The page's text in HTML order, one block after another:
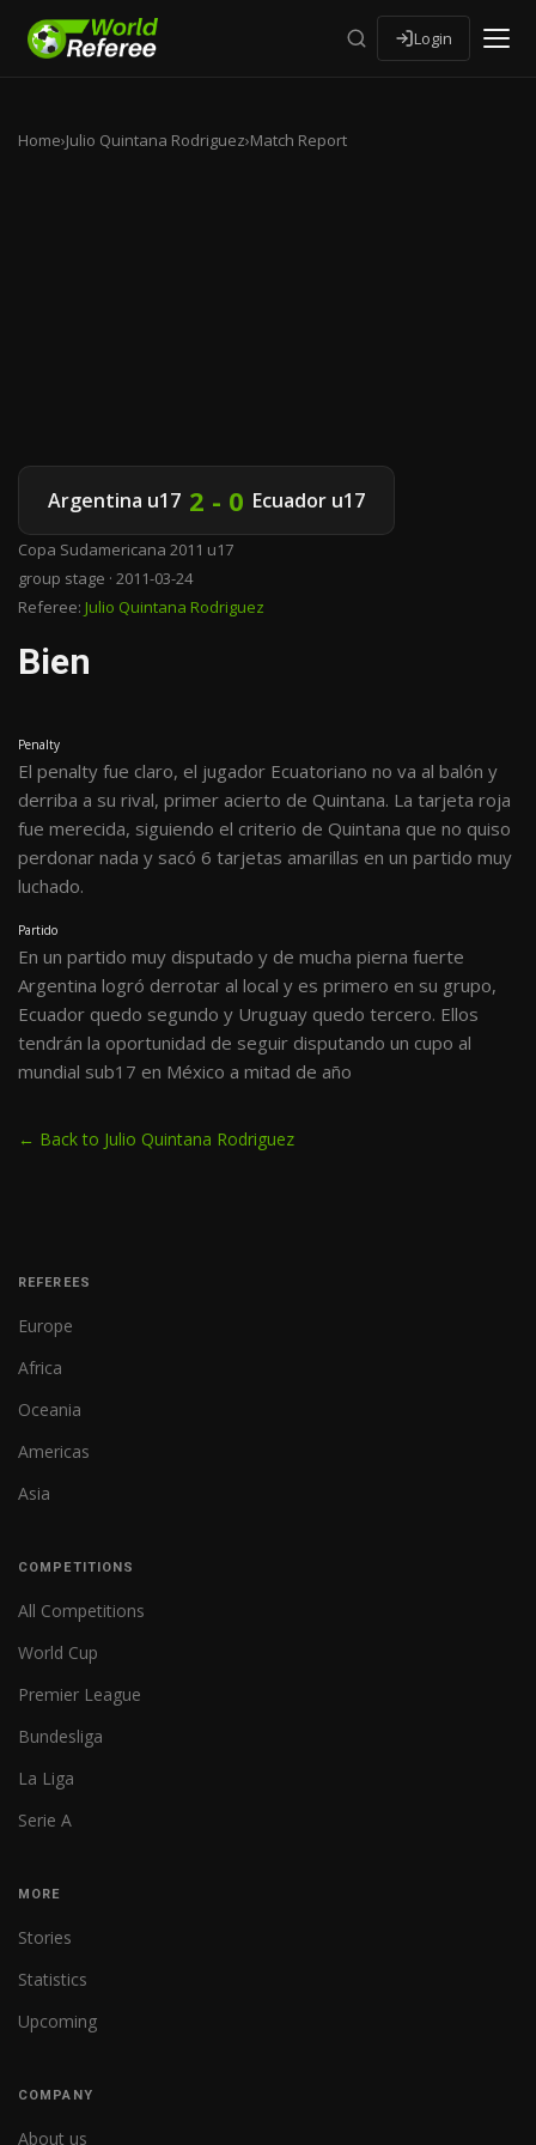
Login
Home›Julio Quintana Rodriguez›Match Report
Argentina u17 2 - 0 Ecuador u17
Copa Sudamericana 2011 u17
group stage · 2011-03-24
Referee: Julio Quintana Rodriguez
Bien
Penalty
El penalty fue claro, el jugador Ecuatoriano no va al balón y
derriba a su rival, primer acierto de Quintana. La tarjeta roja
fue merecida, siguiendo el criterio de Quintana que no quiso
perdonar nada y sacó 6 tarjetas amarillas en un partido muy
luchado.
Partido
En un partido muy disputado y de mucha pierna fuerte
Argentina logró derrotar al local y es primero en su grupo,
Ecuador quedo segundo y Uruguay quedo tercero. Ellos
tendrán la oportunidad de seguir disputando un cupo al
mundial sub17 en México a mitad de año
← Back to Julio Quintana Rodriguez
REFEREES
Europe
Africa
Oceania
Americas
Asia
COMPETITIONS
All Competitions
World Cup
Premier League
Bundesliga
La Liga
Serie A
MORE
Stories
Statistics
Upcoming
COMPANY
About us